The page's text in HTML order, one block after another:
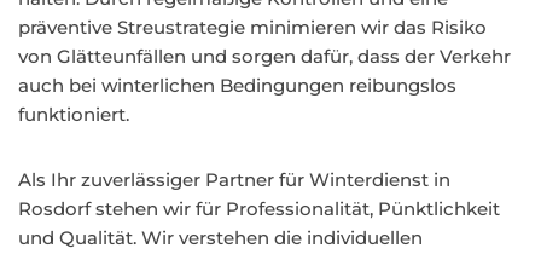
präventive Streustrategie minimieren wir das Risiko
von Glätteunfällen und sorgen dafür, dass der Verkehr
auch bei winterlichen Bedingungen reibungslos
funktioniert.
Als Ihr zuverlässiger Partner für Winterdienst in
Rosdorf stehen wir für Professionalität, Pünktlichkeit
und Qualität. Wir verstehen die individuellen